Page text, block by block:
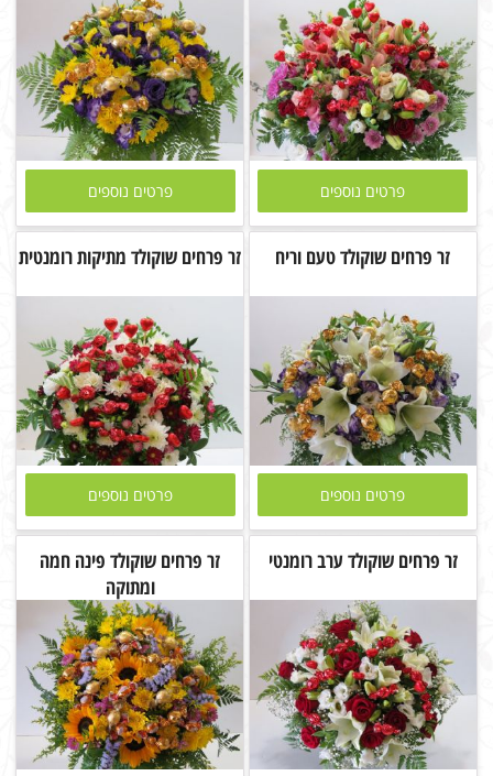
פרטים נוספים פרטים נוספים
זר פרחים שוקולד טעם וריח
פרטים נוספים
זר פרחים שוקולד מתיקות רומנטית
פרטים נוספים
זר פרחים שוקולד ערב רומנטי
זר פרחים שוקולד פינה חמה
ומתוקה